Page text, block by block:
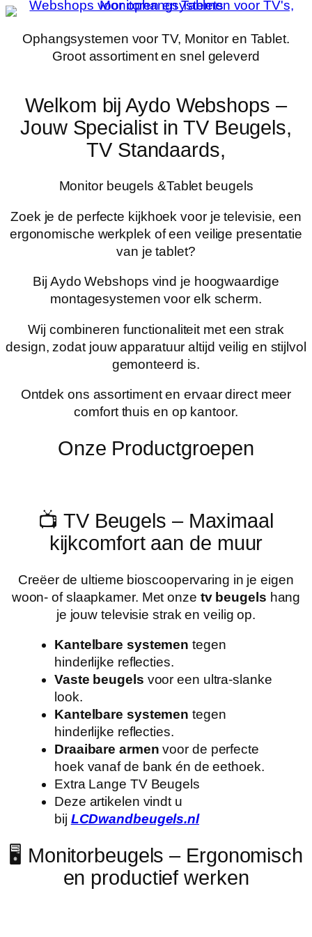
Ga
naarOphangsystemen voor TV, Monitor en Tablet.
Groot assortiment en snel geleverd
Welkom bij Aydo Webshops –
Jouw Specialist in TV Beugels,
TV Standaards,
Monitor beugels &Tablet beugels
Zoek je de perfecte kijkhoek voor je televisie, een
ergonomische werkplek of een veilige presentatie
van je tablet?
Bij Aydo Webshops vind je hoogwaardige
montagesystemen voor elk scherm.
Wij combineren functionaliteit met een strak
design, zodat jouw apparatuur altijd veilig en stijlvol
gemonteerd is.
Ontdek ons assortiment en ervaar direct meer
comfort thuis en op kantoor.
Onze Productgroepen
📺 TV Beugels – Maximaal
kijkcomfort aan de muur
Creëer de ultieme bioscoopervaring in je eigen
woon- of slaapkamer. Met onze tv beugels hang
je jouw televisie strak en veilig op.
Kantelbare systemen tegen
hinderlijke reflecties.
Vaste beugels voor een ultra-slanke
look.
Kantelbare systemen tegen
hinderlijke reflecties.
Draaibare armen voor de perfecte
hoek vanaf de bank én de eethoek.
Extra Lange TV Beugels
Deze artikelen vindt u
bij LCDwandbeugels.nl
🖥️ Monitorbeugels – Ergonomisch
en productief werken